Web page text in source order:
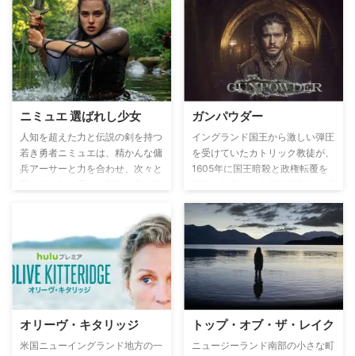
ていなかった。サムナーは野蛮な
モンスターのような男ヘンリー・
ドラックスと対峙していくことに
なり……。
壌の下にある線路とトンネルの秘
密のネットワークを発見する。一
方、賞金稼ぎのリッジウェイは脱
走したコーラを連れ戻そうと彼女
を追う――。また、コーラは他州
へ移動する際に彼女を置き去りに
した母親が残したものと対面する
こととなり、彼女自身が不可能だ
と思っていた人生を実現するため
に苦労することとなる。
ニミュエ 選ばれし少女
人知を超えた力と伝説の剣を持つ
若き勇者ニミュエは、精かんな傭
兵アーサーと力を合わせ、次々と
ガンパウダー
イングランド国王から激しい弾圧
を受けていたカトリック教徒が、
1605年に国王暗殺と政権転覆を
オリーヴ・キタリッジ
米国ニューイングランド地方の一
トップ・オブ・ザ・レイク
ニュージーランド南部の小さな町